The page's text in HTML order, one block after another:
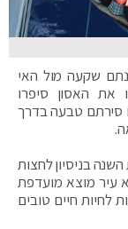
שקעה מול האי
את האסון סיפרו
סירתם טבעה בדרך
השנה בניסיון לחצות
עיר מוצא מועדפת
לחיות חיים טובים